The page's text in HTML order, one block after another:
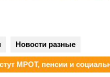
Новости разные
МРОТ, пенсии и